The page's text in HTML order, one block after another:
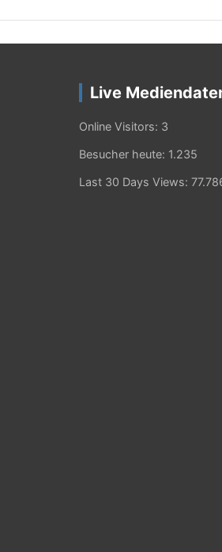
Live
Online Visitors: 3
Besucher heute: 1.235
Last 30 Days Views: